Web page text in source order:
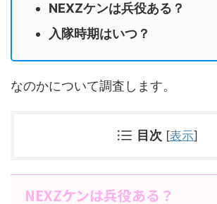
NEXZケンは兵役ある？
入隊時期はいつ？
なのかについて調査します。
目次 [表示]
NEXZケンは兵役ある？